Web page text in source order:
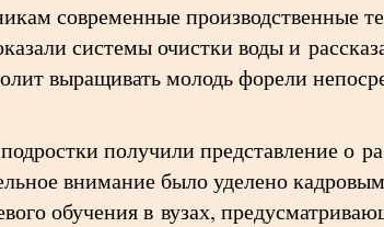
современные производственные
системы очистки воды и
выращивать молодь форели
получили представление о
внимание было уделено
обучения в вузах,